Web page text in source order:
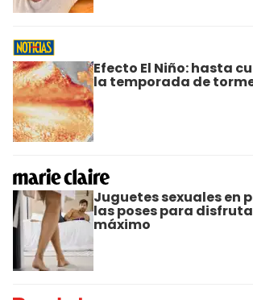
Efecto El Niño: hasta
la temporada de
Juguetes sexuales en
las poses para
máximo